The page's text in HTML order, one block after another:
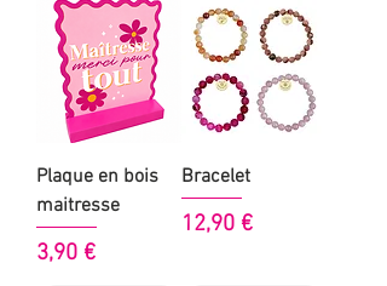
Plaque en bois
maitresse
Prix
3,90 €
Bracelet
Prix
12,90 €